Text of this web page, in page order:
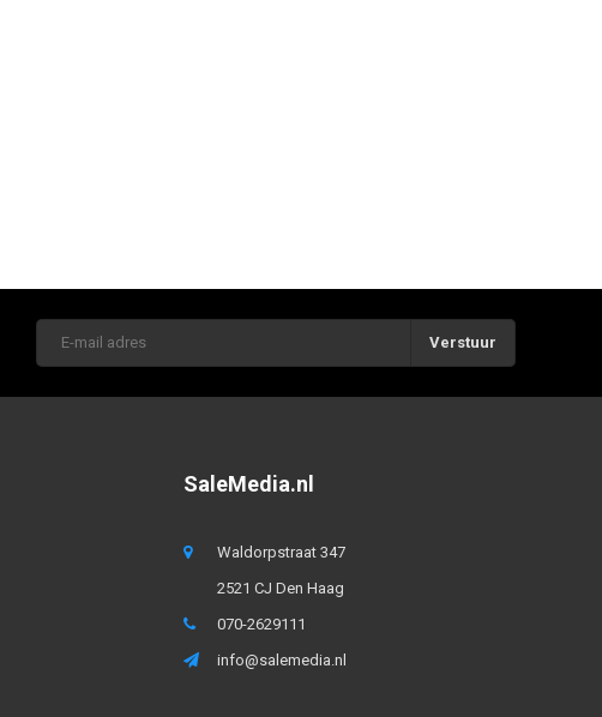
Verstuur
SaleMedia.nl
Waldorpstraat 347
2521 CJ Den Haag
070-2629111
info@salemedia.nl